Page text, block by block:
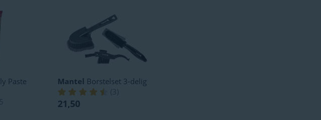
Paste
Mantel Borstelset 3-delig
( 3
21,50